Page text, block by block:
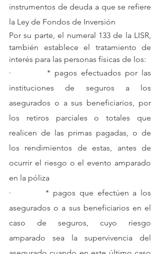
instrumentos de deuda a que se refiere
la Ley de Fondos de Inversión
Por su parte, el numeral 133 de la LISR,
también establece el tratamiento de
interés para las personas físicas de los:
·         * pagos efectuados por las
instituciones de seguros a los
asegurados o a sus beneficiarios, por
los retiros parciales o totales que
realicen de las primas pagadas, o de
los rendimientos de estas, antes de
ocurrir el riesgo o el evento amparado
en la póliza
·         * pagos que efectúen a los
asegurados o a sus beneficiarios en el
caso de seguros, cuyo riesgo
amparado sea la supervivencia del